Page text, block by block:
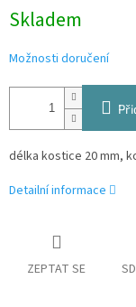
cena:
Skladem
Možnosti doručení
délka kostice 20 mm,
Detailní informace
ZEPTAT SE